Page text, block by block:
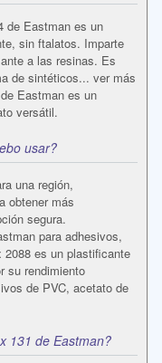
de Eastman es un
sin ftalatos. Imparte
a las resinas. Es
de sintéticos... ver más
Eastman es un
versátil.
usar?
una región,
obtener más
segura.
para adhesivos,
es un plastificante
su rendimiento
de PVC, acetato de
131 de Eastman?